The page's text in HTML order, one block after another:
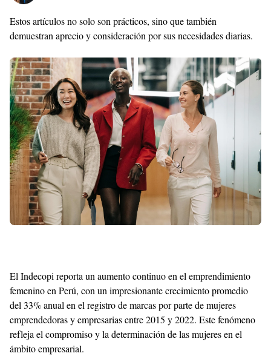
Premium
By
Design
With
Shroff
Templates
Estos artículos no solo son prácticos, sino que también
demuestran aprecio y consideración por sus necesidades diarias.
El Indecopi reporta un aumento continuo en el emprendimiento
femenino en Perú, con un impresionante crecimiento promedio
del 33% anual en el registro de marcas por parte de mujeres
emprendedoras y empresarias entre 2015 y 2022. Este fenómeno
refleja el compromiso y la determinación de las mujeres en el
ámbito empresarial.